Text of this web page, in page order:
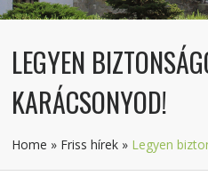
LEGYEN
KARÁCSONYOD!
Home » Friss hírek » Legyen